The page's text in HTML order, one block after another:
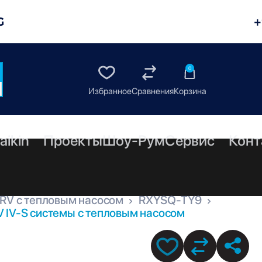
0
ПроектыШоу-РумСервис
с тепловым насосом
RXYSQ-TY9
IV-S системы с тепловым насосом